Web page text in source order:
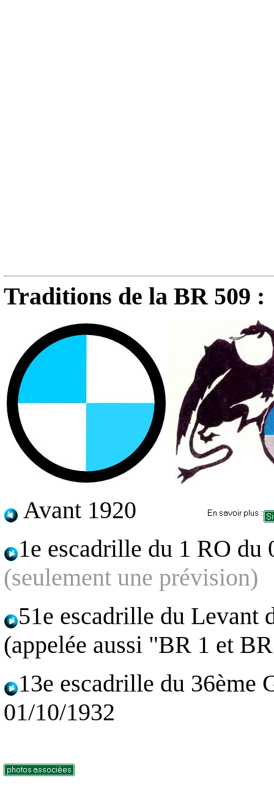
Traditions de la BR 509 :
Avant 1920
1e escadrille du 1 RO du
(seulement une prévision)
51e escadrille du Levant
(appelée aussi "BR 1 et
13e escadrille du 36ème
01/10/1932